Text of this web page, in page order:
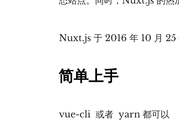
Nuxt.js 于 2016 年 10 月 25
简单上手
vue-cli 或者 yarn 都可以